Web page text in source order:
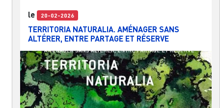
le 20-02-2026
TERRITORIA NATURALIA. AMÉNAGER SANS
ALTÉRER, ENTRE PARTAGE ET RÉSERVE